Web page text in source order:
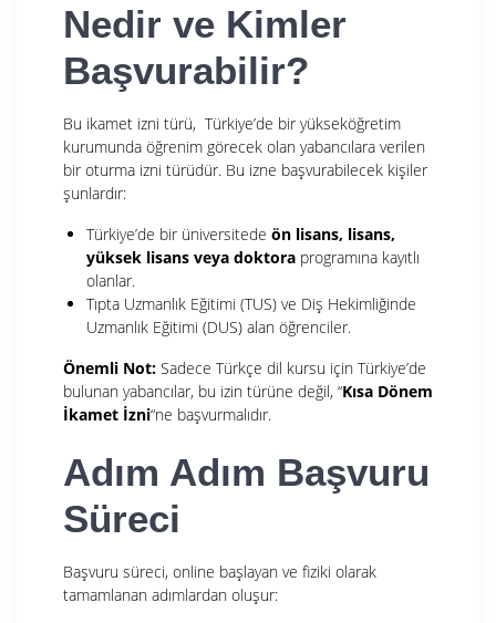
Nedir ve Kimler
Başvurabilir?
Bu ikamet izni türü, Türkiye’de bir yükseköğretim
kurumunda öğrenim görecek olan yabancılara verilen
bir oturma izni türüdür. Bu izne başvurabilecek kişiler
şunlardır:
Türkiye’de bir üniversitede ön lisans, lisans,
yüksek lisans veya doktora programına kayıtlı
olanlar.
Tıpta Uzmanlık Eğitimi (TUS) ve Diş Hekimliğinde
Uzmanlık Eğitimi (DUS) alan öğrenciler.
Önemli Not: Sadece Türkçe dil kursu için Türkiye’de
bulunan yabancılar, bu izin türüne değil, “Kısa Dönem
İkamet İzni“ne başvurmalıdır.
Adım Adım Başvuru
Süreci
Başvuru süreci, online başlayan ve fiziki olarak
tamamlanan adımlardan oluşur: